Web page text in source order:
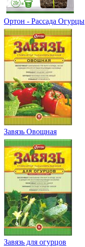
Ортон - Рассада Огурцы
Завязь Овощная
Завязь для огурцов